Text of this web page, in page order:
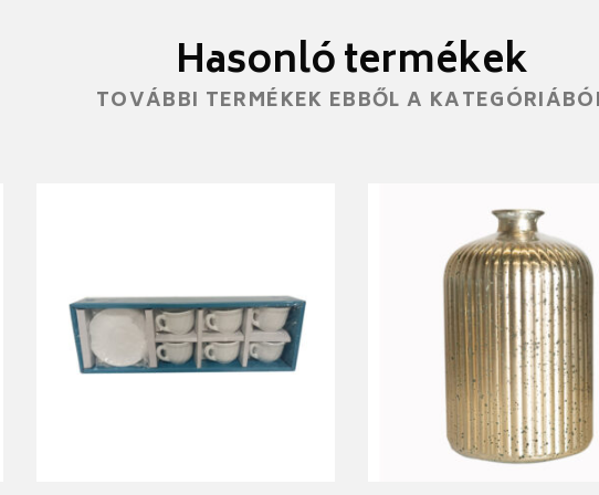
Hasonló termékek
TOVÁBBI TERMÉKEK EBBŐL A